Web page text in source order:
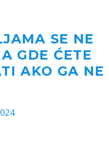
SE NE
GDE ĆETE
AKO GA NE